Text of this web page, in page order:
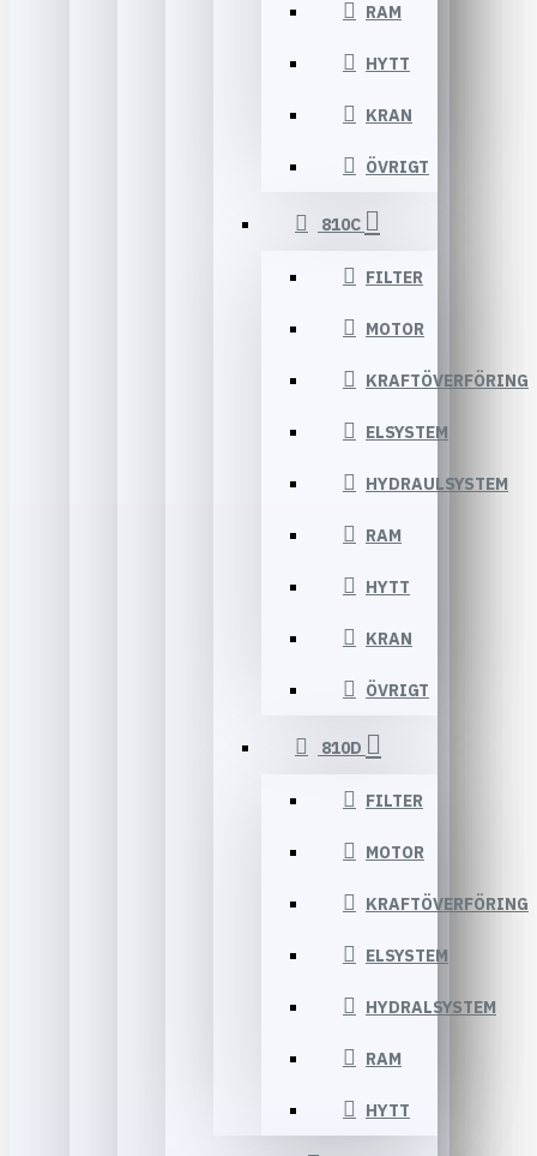
RAM
HYTT
KRAN
ÖVRIGT
810C
FILTER
MOTOR
KRAFTÖVERFÖRING
ELSYSTEM
HYDRAULSYSTEM
RAM
HYTT
KRAN
ÖVRIGT
810D
FILTER
MOTOR
KRAFTÖVERFÖRING
ELSYSTEM
HYDRALSYSTEM
RAM
HYTT